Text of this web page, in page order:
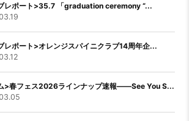
レポート>35.7 「graduation ceremony “...
レポート>オレンジスパイニクラブ14周年企...
>春フェス2026ラインナップ速報――See You S...